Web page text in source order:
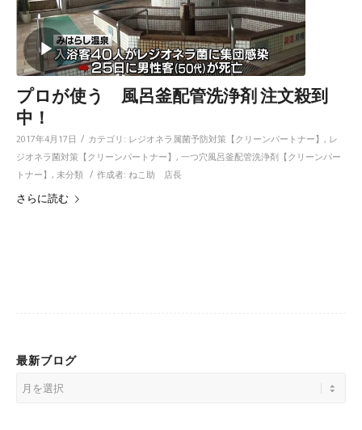
プロが使う 風呂釜配管洗浄剤 注文殺到
中！
2017年4月17日 / カテゴリ: レジオネラ属菌予防対策【クリーンパートナー】 , レ
ジオネラ菌対策【クリーンパートナー】 , 一つ穴風呂釜配管洗浄剤【クリーンパー
トナー】 , 未分類 / 作成者: ねこ助 店長
さらに読む
最新ブログ